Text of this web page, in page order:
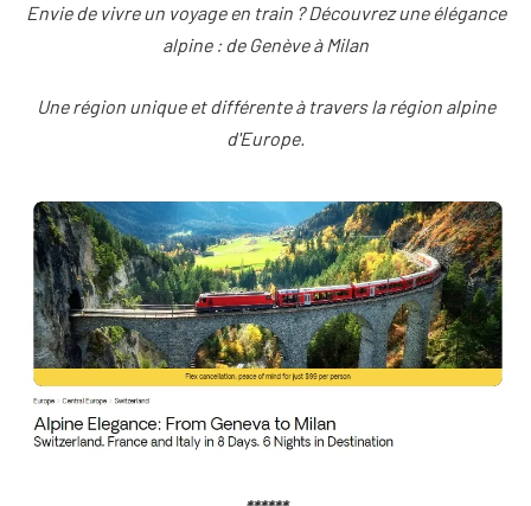
Envie de vivre un voyage en train ? Découvrez une élégance
alpine : de Genève à Milan
Une région unique et différente à travers la région alpine
d'Europe.